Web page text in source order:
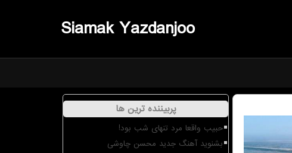
Siamak Yazdanjoo
پربیننده ترین ها
حبیب واقعا مرد تنهای شب بود!
بشنوید آهنگ جدید محسن چاوشی